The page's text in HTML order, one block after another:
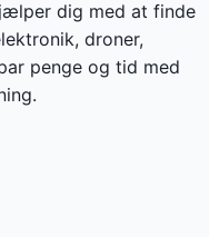
dig med at finde
droner,
penge og tid med